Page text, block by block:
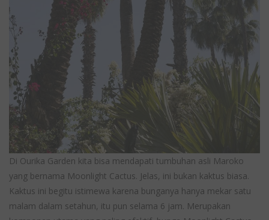
Di Ourika Garden kita bisa mendapati tumbuhan asli Maroko
yang bernama Moonlight Cactus. Jelas, ini bukan kaktus biasa.
Kaktus ini begitu istimewa karena bunganya hanya mekar satu
malam dalam setahun, itu pun selama 6 jam. Merupakan